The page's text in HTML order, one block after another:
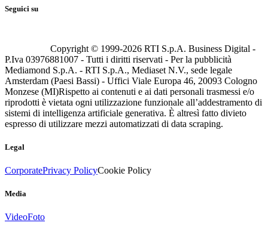
Seguici su
Copyright © 1999-2026 RTI S.p.A. Business Digital -
P.Iva 03976881007 - Tutti i diritti riservati - Per la pubblicità
Mediamond S.p.A. - RTI S.p.A., Mediaset N.V., sede legale
Amsterdam (Paesi Bassi) - Uffici Viale Europa 46, 20093 Cologno
Monzese (MI)Rispetto ai contenuti e ai dati personali trasmessi e/o
riprodotti è vietata ogni utilizzazione funzionale all’addestramento di
sistemi di intelligenza artificiale generativa. È altresì fatto divieto
espresso di utilizzare mezzi automatizzati di data scraping.
Legal
CorporatePrivacy PolicyCookie Policy
Media
VideoFoto